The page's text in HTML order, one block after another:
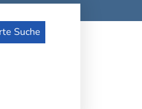
Suche